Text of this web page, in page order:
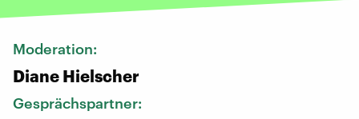
Moderation:
Diane Hielscher
Gesprächspartner: